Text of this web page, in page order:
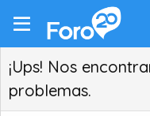
¡Ups! Nos
problemas.